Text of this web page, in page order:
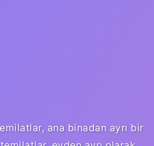
ana binadan ayrı bir